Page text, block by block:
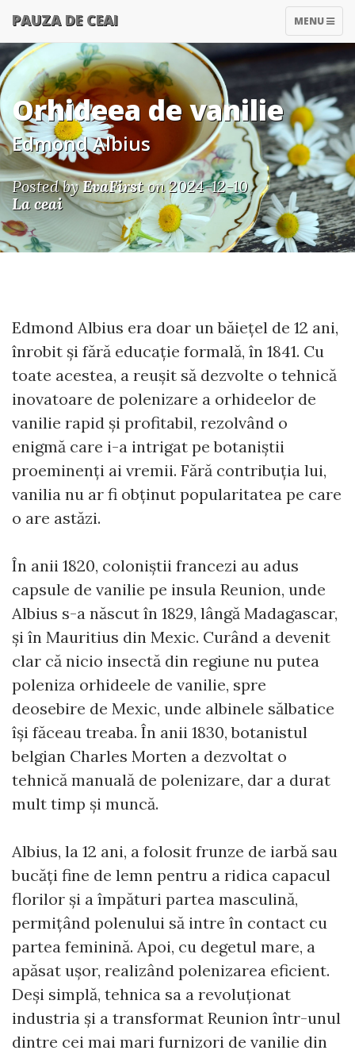
TOGGLE
MENU
PAUZA DE CEAI
Orhideea de vanilie
Edmond Albius
Posted byEvaFirston 2024-12-10
La ceai
Edmond Albius era doar un băiețel de 12 ani,
înrobit și fără educație formală, în 1841. Cu
toate acestea, a reușit să dezvolte o tehnică
inovatoare de polenizare a orhideelor de
vanilie rapid și profitabil, rezolvând o
enigmă care i-a intrigat pe botaniștii
proeminenți ai vremii. Fără contribuția lui,
vanilia nu ar fi obținut popularitatea pe care
o are astăzi.
În anii 1820, coloniștii francezi au adus
capsule de vanilie pe insula Reunion, unde
Albius s-a născut în 1829, lângă Madagascar,
și în Mauritius din Mexic. Curând a devenit
clar că nicio insectă din regiune nu putea
poleniza orhideele de vanilie, spre
deosebire de Mexic, unde albinele sălbatice
își făceau treaba. În anii 1830, botanistul
belgian Charles Morten a dezvoltat o
tehnică manuală de polenizare, dar a durat
mult timp și muncă.
Albius, la 12 ani, a folosit frunze de iarbă sau
bucăți fine de lemn pentru a ridica capacul
florilor și a împături partea masculină,
permițând polenului să intre în contact cu
partea feminină. Apoi, cu degetul mare, a
apăsat ușor, realizând polenizarea eficient.
Deși simplă, tehnica sa a revoluționat
industria și a transformat Reunion într-unul
dintre cei mai mari furnizori de vanilie din